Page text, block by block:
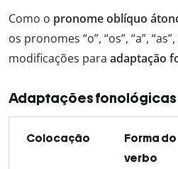
Como o pronome oblíquo
os pronomes “o”, “os”, “a”,
modificações para adaptação
Adaptações fonológicas
Colocação
Forma do
verbo